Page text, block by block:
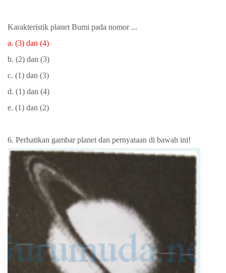
Karakteristik planet Bumi pada nomor ...
a. (3) dan (4)
b. (2) dan (3)
c. (1) dan (3)
d. (1) dan (4)
e. (1) dan (2)
6. Perhatikan gambar planet dan pernyataan di bawah ini!